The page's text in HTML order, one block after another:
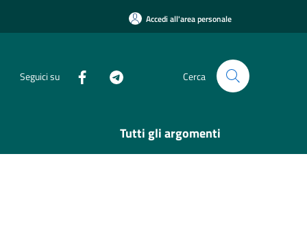
Accedi all'area personale
Seguici su Cerca
Tutti gli argomenti